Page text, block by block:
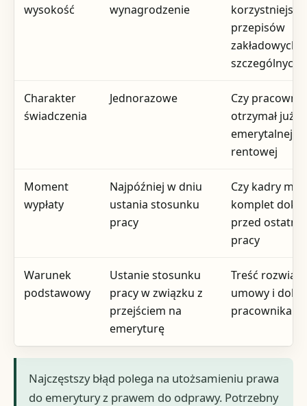
wysokość
wynagrodzenie
przepisów
zakładowych
szczególnych
Charakter
świadczenia
Jednorazowe
Czy
otrzymał już
emerytalnej
rentowej
Moment
wypłaty
Najpóźniej w dniu
ustania stosunku
pracy
Czy kadry
komplet
przed
pracy
Warunek
podstawowy
Ustanie stosunku
pracy w związku z
przejściem na
emeryturę
Treść
umowy i
pracownika
Najczęstszy błąd polega na utożsamieniu prawa
do emerytury z prawem do odprawy. Potrzebny